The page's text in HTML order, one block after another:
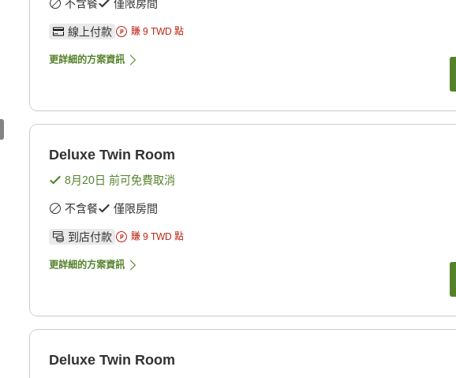
不含餐 僅限房間
線上付款 賺 9 TWD 點
更詳細的方案資訊
Deluxe Twin Room
8月20日 前可免費取消
不含餐 僅限房間
到店付款 賺 9 TWD 點
更詳細的方案資訊
Deluxe Twin Room